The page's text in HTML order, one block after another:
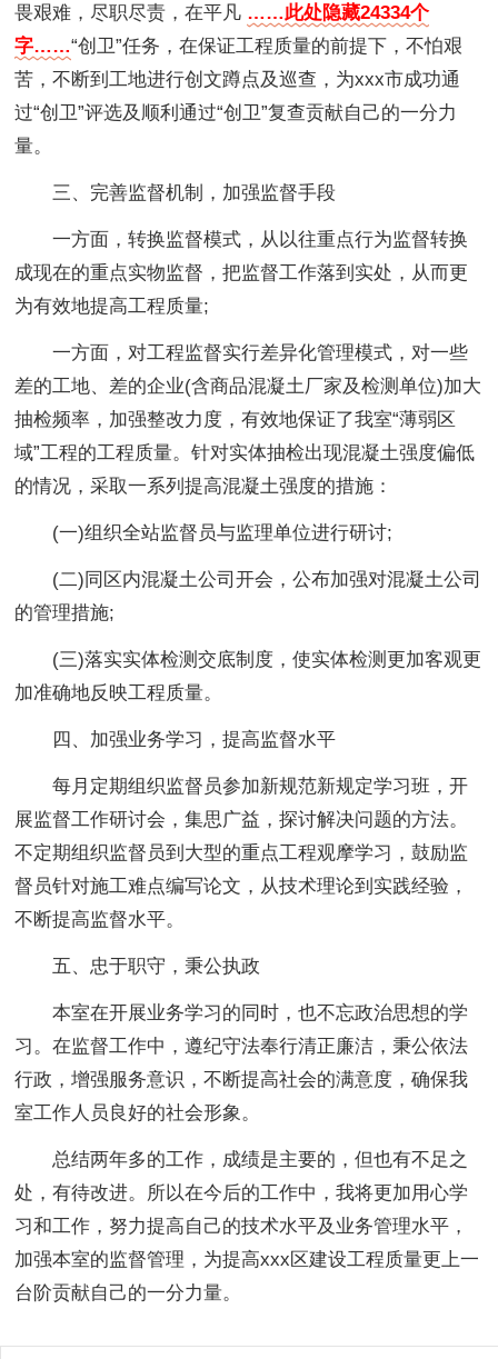
畏艰难，尽职尽责，在平凡 ……此处隐藏24334个
字……“创卫”任务，在保证工程质量的前提下，不怕艰
苦，不断到工地进行创文蹲点及巡查，为xxx市成功通
过“创卫”评选及顺利通过“创卫”复查贡献自己的一分力
量。
三、完善监督机制，加强监督手段
一方面，转换监督模式，从以往重点行为监督转换
成现在的重点实物监督，把监督工作落到实处，从而更
为有效地提高工程质量;
一方面，对工程监督实行差异化管理模式，对一些
差的工地、差的企业(含商品混凝土厂家及检测单位)加大
抽检频率，加强整改力度，有效地保证了我室“薄弱区
域”工程的工程质量。针对实体抽检出现混凝土强度偏低
的情况，采取一系列提高混凝土强度的措施：
(一)组织全站监督员与监理单位进行研讨;
(二)同区内混凝土公司开会，公布加强对混凝土公司
的管理措施;
(三)落实实体检测交底制度，使实体检测更加客观更
加准确地反映工程质量。
四、加强业务学习，提高监督水平
每月定期组织监督员参加新规范新规定学习班，开
展监督工作研讨会，集思广益，探讨解决问题的方法。
不定期组织监督员到大型的重点工程观摩学习，鼓励监
督员针对施工难点编写论文，从技术理论到实践经验，
不断提高监督水平。
五、忠于职守，秉公执政
本室在开展业务学习的同时，也不忘政治思想的学
习。在监督工作中，遵纪守法奉行清正廉洁，秉公依法
行政，增强服务意识，不断提高社会的满意度，确保我
室工作人员良好的社会形象。
总结两年多的工作，成绩是主要的，但也有不足之
处，有待改进。所以在今后的工作中，我将更加用心学
习和工作，努力提高自己的技术水平及业务管理水平，
加强本室的监督管理，为提高xxx区建设工程质量更上一
台阶贡献自己的一分力量。